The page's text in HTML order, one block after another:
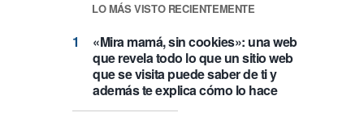
LO MÁS VISTO RECIENTEMENTE
«Mira mamá, sin cookies»: una web
que revela todo lo que un sitio web
que se visita puede saber de ti y
además te explica cómo lo hace